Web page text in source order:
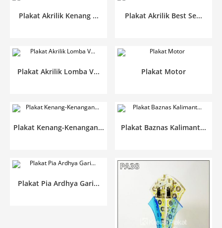
Plakat Akrilik Kenang ... Plakat Akrilik Best Se...
Plakat Akrilik Lomba V... Plakat Motor
Plakat Kenang-Kenangan... Plakat Baznas Kalimant...
Plakat Pia Ardhya Gari...